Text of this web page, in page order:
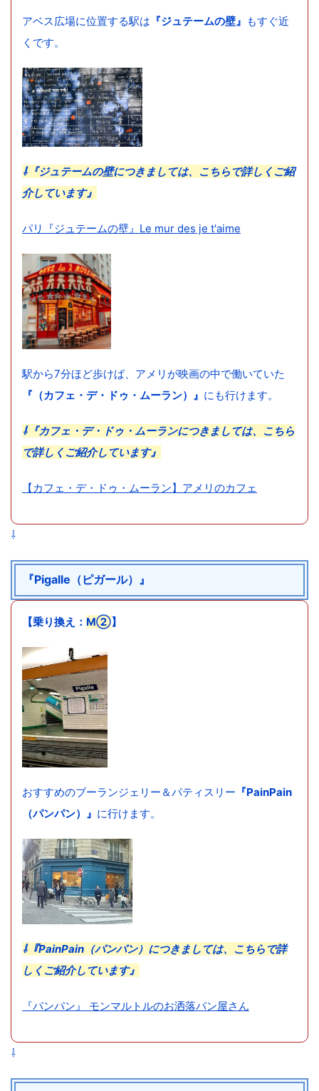
アベス広場に位置する駅は 『ジュテームの壁』 もすぐ近
くです。
⇩『ジュテームの壁につきましては、こちらで詳しくご紹
介しています』
パリ『ジュテームの壁』Le mur des je t'aime
駅から7分ほど歩けば、アメリが映画の中で働いていた
『（カフェ・デ・ドゥ・ムーラン）』 にも行けます。
⇩『カフェ・デ・ドゥ・ムーランにつきましては、こちら
で詳しくご紹介しています』
【カフェ・デ・ドゥ・ムーラン】アメリのカフェ
⇩
『Pigalle（ピガール）』
【乗り換え： M②】
おすすめのブーランジェリー＆パティスリー 『PainPain
（パンパン）』 に行けます。
⇩『PainPain（パンパン）につきましては、こちらで詳
しくご紹介しています』
『パンパン』 モンマルトルのお洒落パン屋さん
⇩